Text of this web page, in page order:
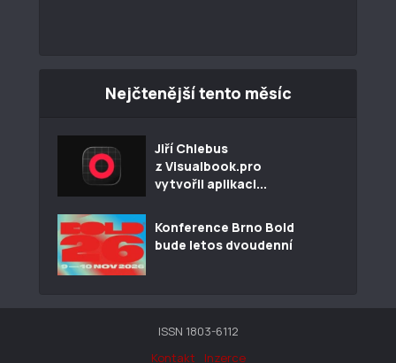
Nejčtenější tento měsíc
Jiří Chlebus
z Visualbook.pro
vytvořil aplikaci...
Konference Brno Bold
bude letos dvoudenní
ISSN 1803-6112
Kontakt
Inzerce